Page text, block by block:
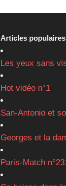
Articles
Les yeux sans
Hot vidéo n°1
San-Antonio et
Georges et la
Paris-Match